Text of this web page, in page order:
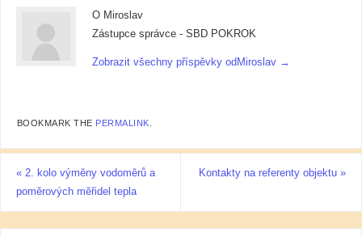
O Miroslav
Zástupce správce - SBD POKROK
Zobrazit všechny příspěvky odMiroslav →
BOOKMARK THE PERMALINK
«2. kolo výměny vodoměrů a
poměrových měřidel tepla
Kontakty na referenty objektu»